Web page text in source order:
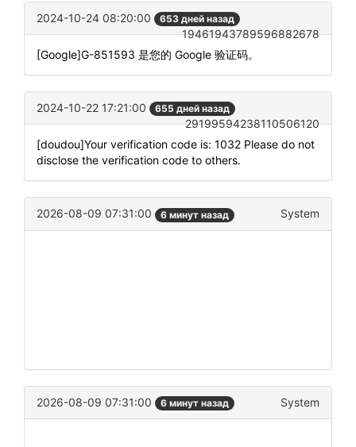
2024-10-24 08:20:00 653 дней назад
19461943789596882678
[Google]G-851593 是您的 Google 验证码。
2024-10-22 17:21:00 655 дней назад
29199594238110506120
[doudou]Your verification code is: 1032 Please do not
disclose the verification code to others.
2026-08-09 07:31:00 6 минут назад System
2026-08-09 07:31:00 6 минут назад System